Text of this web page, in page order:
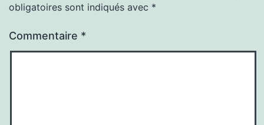
obligatoires sont indiqués avec *
Commentaire *